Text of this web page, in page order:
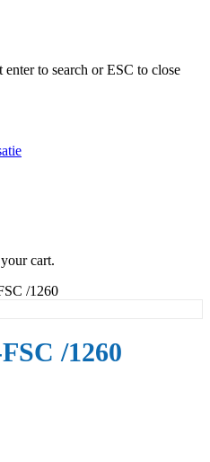
enter to search or ESC to close
cart.
/1260
/1260